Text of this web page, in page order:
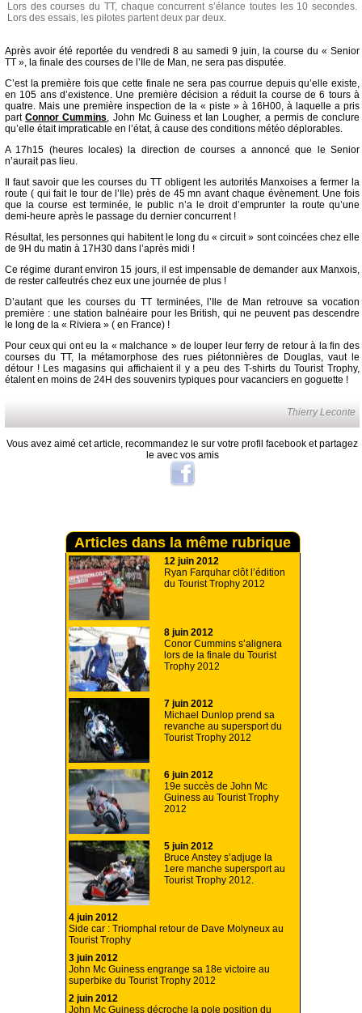
Lors des courses du TT, chaque concurrent s’élance toutes les 10 secondes.
Lors des essais, les pilotes partent deux par deux.
Après avoir été reportée du vendredi 8 au samedi 9 juin, la course du « Senior
TT », la finale des courses de l’Ile de Man, ne sera pas disputée.
C’est la première fois que cette finale ne sera pas courrue depuis qu’elle existe,
en 105 ans d’existence. Une première décision a réduit la course de 6 tours à
quatre. Mais une première inspection de la « piste » à 16H00, à laquelle a pris
partConnor Cummins, John Mc Guiness et Ian Lougher, a permis de conclure
qu’elle était impraticable en l’état, à cause des conditions météo déplorables.
A 17h15 (heures locales) la direction de courses a annoncé que le Senior
n’aurait pas lieu.
Il faut savoir que les courses du TT obligent les autorités Manxoises a fermer la
route ( qui fait le tour de l’Ile) près de 45 mn avant chaque évènement. Une fois
que la course est terminée, le public n’a le droit d’emprunter la route qu’une
demi-heure après le passage du dernier concurrent !
Résultat, les personnes qui habitent le long du « circuit » sont coincées chez elle
de 9H du matin à 17H30 dans l’après midi !
Ce régime durant environ 15 jours, il est impensable de demander aux Manxois,
de rester calfeutrés chez eux une journée de plus !
D’autant que les courses du TT terminées, l’Ile de Man retrouve sa vocation
première : une station balnéaire pour les British, qui ne peuvent pas descendre
le long de la « Riviera » ( en France) !
Pour ceux qui ont eu la « malchance » de louper leur ferry de retour à la fin des
courses du TT, la métamorphose des rues piétonnières de Douglas, vaut le
détour ! Les magasins qui affichaient il y a peu des T-shirts du Tourist Trophy,
étalent en moins de 24H des souvenirs typiques pour vacanciers en goguette !
Thierry Leconte
Vous avez aimé cet article, recommandez le sur votre profil facebook et partagez
le avec vos amis
Articles dans la même rubrique
12 juin 2012
Ryan Farquhar clôt l’édition
du Tourist Trophy 2012
8 juin 2012
Conor Cummins s’alignera
lors de la finale du Tourist
Trophy 2012
7 juin 2012
Michael Dunlop prend sa
revanche au supersport du
Tourist Trophy 2012
6 juin 2012
19e succès de John Mc
Guiness au Tourist Trophy
2012
5 juin 2012
Bruce Anstey s’adjuge la
1ere manche supersport au
Tourist Trophy 2012.
4 juin 2012
Side car : Triomphal retour de Dave Molyneux au
Tourist Trophy
3 juin 2012
John Mc Guiness engrange sa 18e victoire au
superbike du Tourist Trophy 2012
2 juin 2012
John Mc Guiness décroche la pole position du